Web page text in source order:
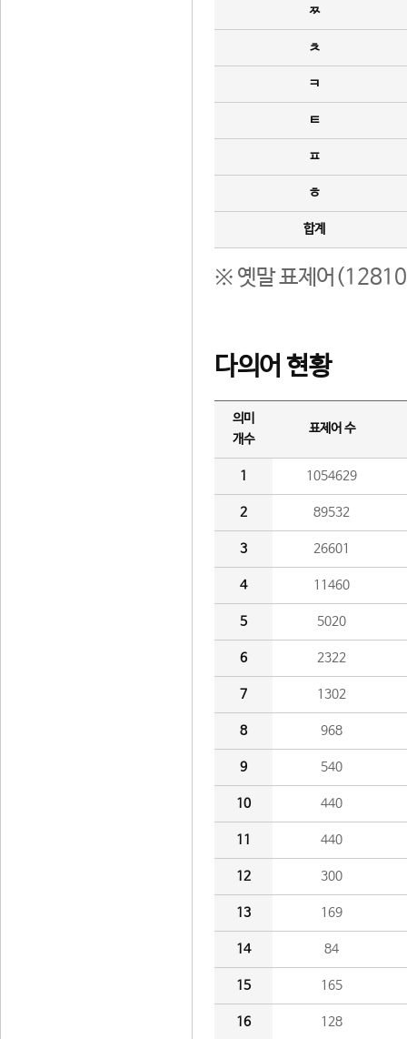
ㅉ
ㅊ
ㅋ
ㅌ
ㅍ
ㅎ
합계
※ 옛말 표제어(12810
다의어 현황
의미
개수
표제어 수
1 1054629
2 89532
3 26601
4 11460
5 5020
6 2322
7 1302
8 968
9 540
10 440
11 440
12 300
13 169
14 84
15 165
16 128